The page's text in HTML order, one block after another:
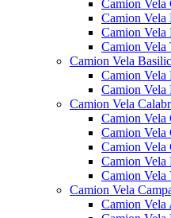
Camion Vela
Camion Vela
Camion Vela
Camion Vela
Camion Vela
Camion Vela
Camion Vela
Camion Vela
Camion Vela
Camion Vela
Camion Vela
Camion Vela
Camion Vela
Camion Vela
Camion Vela